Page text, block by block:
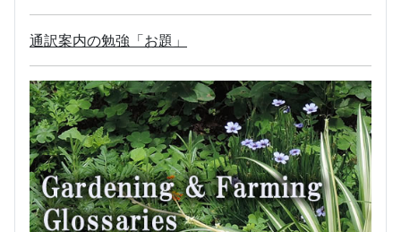
通訳案内の勉強「お題」